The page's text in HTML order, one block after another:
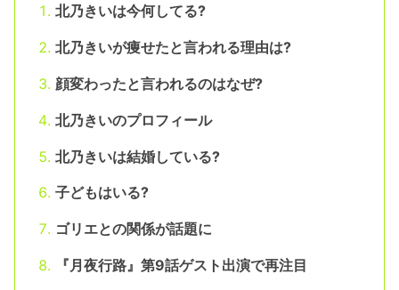
北乃きいは今何してる?
北乃きいが痩せたと言われる理由は?
顔変わったと言われるのはなぜ?
北乃きいのプロフィール
北乃きいは結婚している?
子どもはいる?
ゴリエとの関係が話題に
『月夜行路』第9話ゲスト出演で再注目